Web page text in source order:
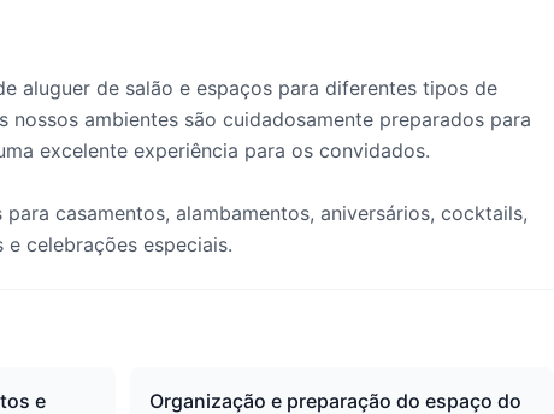
aluguer de salão e espaços para diferentes tipos de
nossos ambientes são cuidadosamente preparados para
excelente experiência para os convidados.
casamentos, alambamentos, aniversários, cocktails,
celebrações especiais.
e
Organização e preparação do espaço do